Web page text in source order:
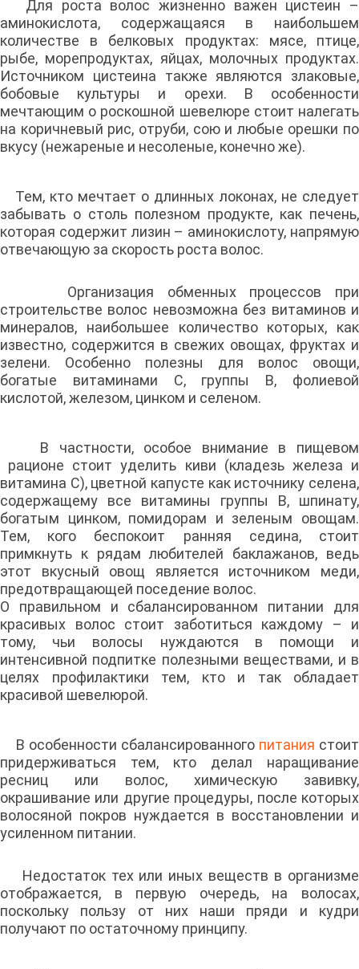
Для роста волос жизненно важен цистеин –
аминокислота, содержащаяся в наибольшем
количестве в белковых продуктах: мясе, птице,
рыбе, морепродуктах, яйцах, молочных продуктах.
Источником цистеина также являются злаковые,
бобовые культуры и орехи. В особенности
мечтающим о роскошной шевелюре стоит налегать
на коричневый рис, отруби, сою и любые орешки по
вкусу (нежареные и несоленые, конечно же).
Тем, кто мечтает о длинных локонах, не следует
забывать о столь полезном продукте, как печень,
которая содержит лизин – аминокислоту, напрямую
отвечающую за скорость роста волос.
Организация обменных процессов при
строительстве волос невозможна без витаминов и
минералов, наибольшее количество которых, как
известно, содержится в свежих овощах, фруктах и
зелени. Особенно полезны для волос овощи,
богатые витаминами С, группы В, фолиевой
кислотой, железом, цинком и селеном.
В частности, особое внимание в пищевом
рационе стоит уделить киви (кладезь железа и
витамина С), цветной капусте как источнику селена,
содержащему все витамины группы В, шпинату,
богатым цинком, помидорам и зеленым овощам.
Тем, кого беспокоит ранняя седина, стоит
примкнуть к рядам любителей баклажанов, ведь
этот вкусный овощ является источником меди,
предотвращающей поседение волос.
О правильном и сбалансированном питании для
красивых волос стоит заботиться каждому – и
тому, чьи волосы нуждаются в помощи и
интенсивной подпитке полезными веществами, и в
целях профилактики тем, кто и так обладает
красивой шевелюрой.
В особенности сбалансированного питания стоит
придерживаться тем, кто делал наращивание
ресниц или волос, химическую завивку,
окрашивание или другие процедуры, после которых
волосяной покров нуждается в восстановлении и
усиленном питании.
Недостаток тех или иных веществ в организме
отображается, в первую очередь, на волосах,
поскольку пользу от них наши пряди и кудри
получают по остаточному принципу.